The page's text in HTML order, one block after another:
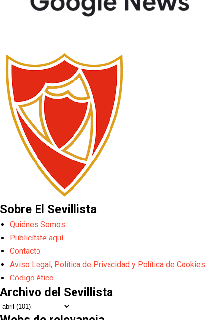
Sobre El Sevillista
Quiénes Somos
Publicítate aquí
Contacto
Aviso Legal, Política de Privacidad y Política de Cookies
Código ético
Archivo del Sevillista